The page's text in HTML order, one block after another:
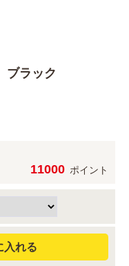
ラック
11000 ポイント